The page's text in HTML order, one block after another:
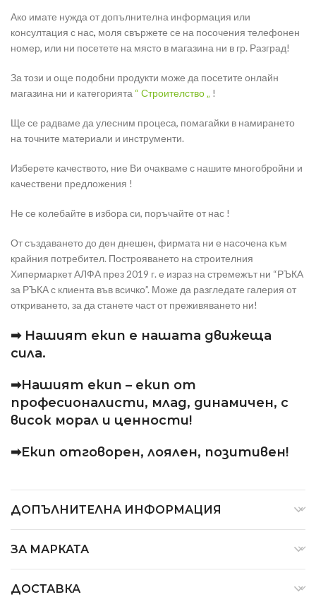
Ако имате нужда от допълнителна информация или
консултация с нас, моля свържете се на посочения телефонен
номер, или ни посетете на място в магазина ни в гр. Разград!
За този и още подобни продукти може да посетите онлайн
магазина ни и категорията “ Строителство „ !
Ще се радваме да улесним процеса, помагайки в намирането
на точните материали и инструменти.
Изберете качеството, ние Ви очакваме с нашите многобройни и
качествени предложения !
Не се колебайте в избора си, поръчайте от нас !
От създаването до ден днешен, фирмата ни е насочена към
крайния потребител. Построяването на строителния
Хипермаркет АЛФА през 2019 г. е израз на стремежът ни “РЪКА
за РЪКА с клиента във всичко”. Може да разгледате галерия от
откриването, за да станете част от преживяването ни!
➡ Нашият екип е нашата движеща
сила.
➡Нашият екип – екип от
професионалисти, млад, динамичен, с
висок морал и ценности!
➡Екип отговорен, лоялен, позитивен!
ДОПЪЛНИТЕЛНА ИНФОРМАЦИЯ
ЗА МАРКАТА
ДОСТАВКА